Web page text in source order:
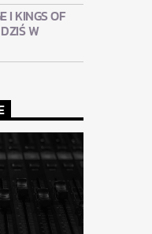
I KINGS OF
W